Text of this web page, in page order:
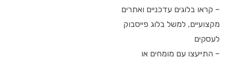
– קראו בלוגים עדכניים ואתרים
מקצועיים, למשל בלוג פייסבוק
לעסקים
– התייעצו עם מומחים או